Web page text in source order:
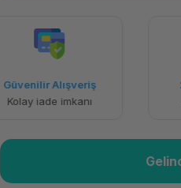
Güvenilir Alışveriş
Kolay iade imkanı